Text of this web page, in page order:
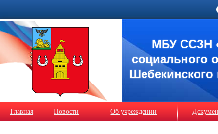
МБУ ССЗН
социального
Шебекинского
Главная Новости Об учреждении